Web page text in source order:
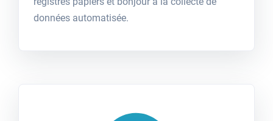
données automatisée.